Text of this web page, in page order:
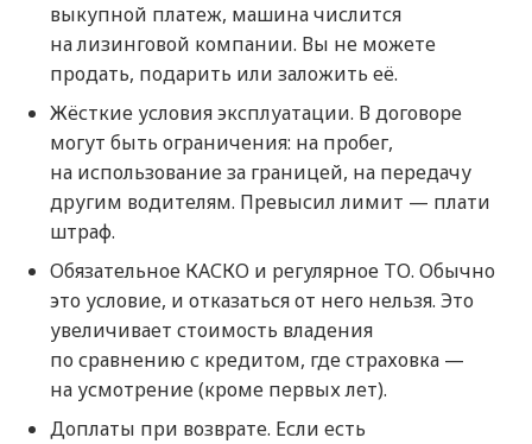
выкупной платеж, машина числится
на лизинговой компании. Вы не можете
продать, подарить или заложить её.
Жёсткие условия эксплуатации. В договоре
могут быть ограничения: на пробег,
на использование за границей, на передачу
другим водителям. Превысил лимит — плати
штраф.
Обязательное КАСКО и регулярное ТО. Обычно
это условие, и отказаться от него нельзя. Это
увеличивает стоимость владения
по сравнению с кредитом, где страховка —
на усмотрение (кроме первых лет).
Доплаты при возврате. Если есть